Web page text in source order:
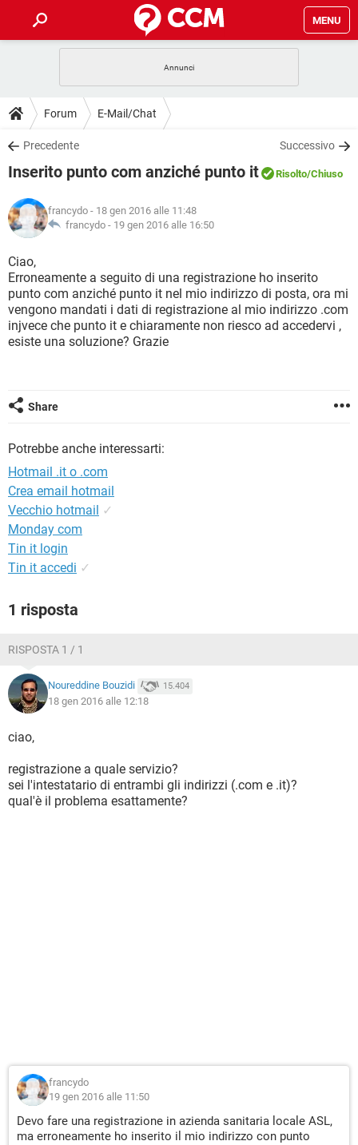
MENU
INTRATTENIMENTO
iOS
INSTAGRAM WHATSAPP
TIKTOK
HARDWARE
GUIDE
COVID-19
INSTAGRAM WHATSAPP
TIKTOK
HARDWARE
DOWNLOAD
COVID-19 GAMING
INTRATTENIMENTO
iOS WINDOWS 10
INSTAGRAM
TIKTOK FACEBOOK
HARDWARE
COVID-19 GAMING
INTRATTENIMENTO
iOS
INSTAGRAM WHATSAPP
TIKTOK FACEBOOK
HARDWARE
GLOSSARIO
COVID-19
INTRATTENIMENTO ANDROID
iOS WINDOWS 10
INSTAGRAM
Forum E-Mail/Chat
Precedente Successivo
Inserito punto com anziché punto it Risolto/Chiuso
francydo - 18 gen 2016 alle 11:48
francydo - 19 gen 2016 alle 16:50
Ciao,
Erroneamente a seguito di una registrazione ho inserito
punto com anziché punto it nel mio indirizzo di posta, ora mi
vengono mandati i dati di registrazione al mio indirizzo .com
injvece che punto it e chiaramente non riesco ad accedervi ,
esiste una soluzione? Grazie
Share
Potrebbe anche interessarti:
Hotmail .it o .com
Crea email hotmail
Vecchio hotmail ✓
Monday com
Tin it login
Tin it accedi ✓
1 risposta
RISPOSTA 1 / 1
Noureddine Bouzidi 15.404
18 gen 2016 alle 12:18
ciao,
registrazione a quale servizio?
sei l'intestatario di entrambi gli indirizzi (.com e .it)?
qual'è il problema esattamente?
francydo
19 gen 2016 alle 11:50
Devo fare una registrazione in azienda sanitaria locale ASL,
ma erroneamente ho inserito il mio indirizzo con punto